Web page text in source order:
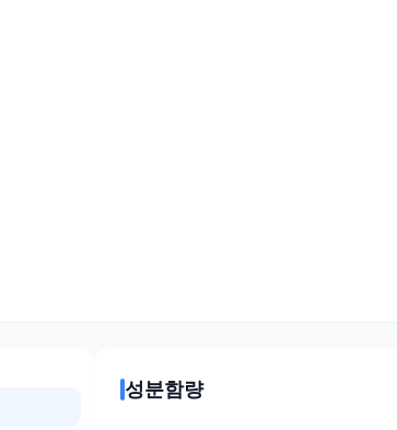
성분함량